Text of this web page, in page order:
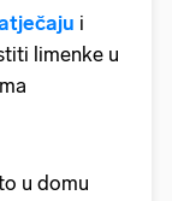
i
limenke u
u domu